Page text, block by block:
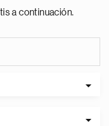
a continuación.